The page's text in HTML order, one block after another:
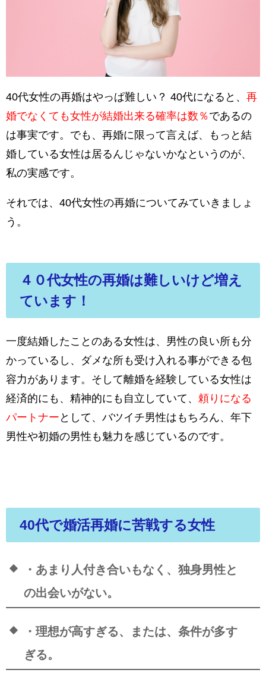
40代女性の再婚はやっぱ難しい？ 40代になると、 再
婚でなくても女性が結婚出来る確率は数％であるの
は事実です。でも、再婚に限って言えば、もっと結
婚している女性は居るんじゃないかなというのが、
私の実感です。
それでは、40代女性の再婚についてみていきましょ
う。
４０代女性の再婚は難しいけど増え
ています！
一度結婚したことのある女性は、男性の良い所も分
かっているし、ダメな所も受け入れる事ができる包
容力があります。そして離婚を経験している女性は
経済的にも、精神的にも自立していて、 頼りになる
パートナー として、バツイチ男性はもちろん、年下
男性や初婚の男性も魅力を感じているのです。
40代で婚活再婚に苦戦する女性
・あまり人付き合いもなく、独身男性と
の出会いがない。
・理想が高すぎる、または、条件が多す
ぎる。